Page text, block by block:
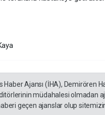
Haber Ajansı (İHA), Demirören
müdahalesi olmadan
geçen ajanslar olup